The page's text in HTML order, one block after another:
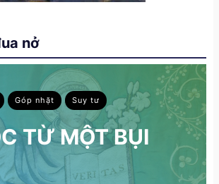
nở
Góp nhặt Suy tư
TỪ MỘT BỤI